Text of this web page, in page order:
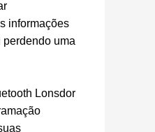
informações
uma
Lonsdor